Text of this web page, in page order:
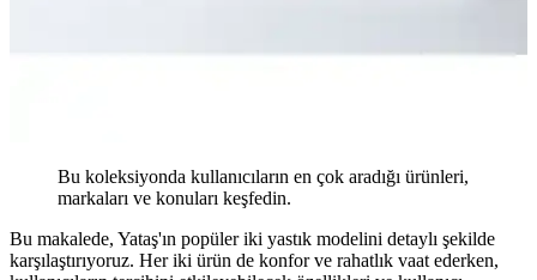
Bu koleksiyonda kullanıcıların en çok aradığı ürünleri,
markaları ve konuları keşfedin.
Bu makalede, Yataş'ın popüler iki yastık modelini detaylı şekilde
karşılaştırıyoruz. Her iki ürün de konfor ve rahatlık vaat ederken,